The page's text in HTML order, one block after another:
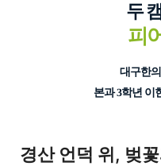
두
피
대구한
본과 3학년 이
경산 언덕 위, 벚